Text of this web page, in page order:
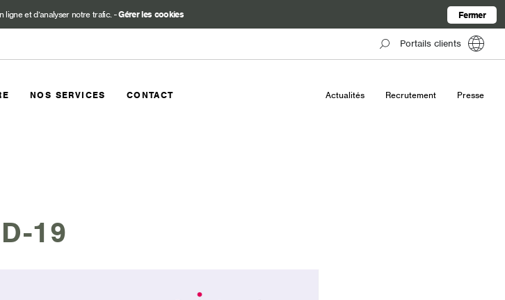
ligne et d’analyser notre trafic.-Gérer les cookies Fermer
Portails clients
NOS SERVICES CONTACT Actualités Recrutement Presse
19